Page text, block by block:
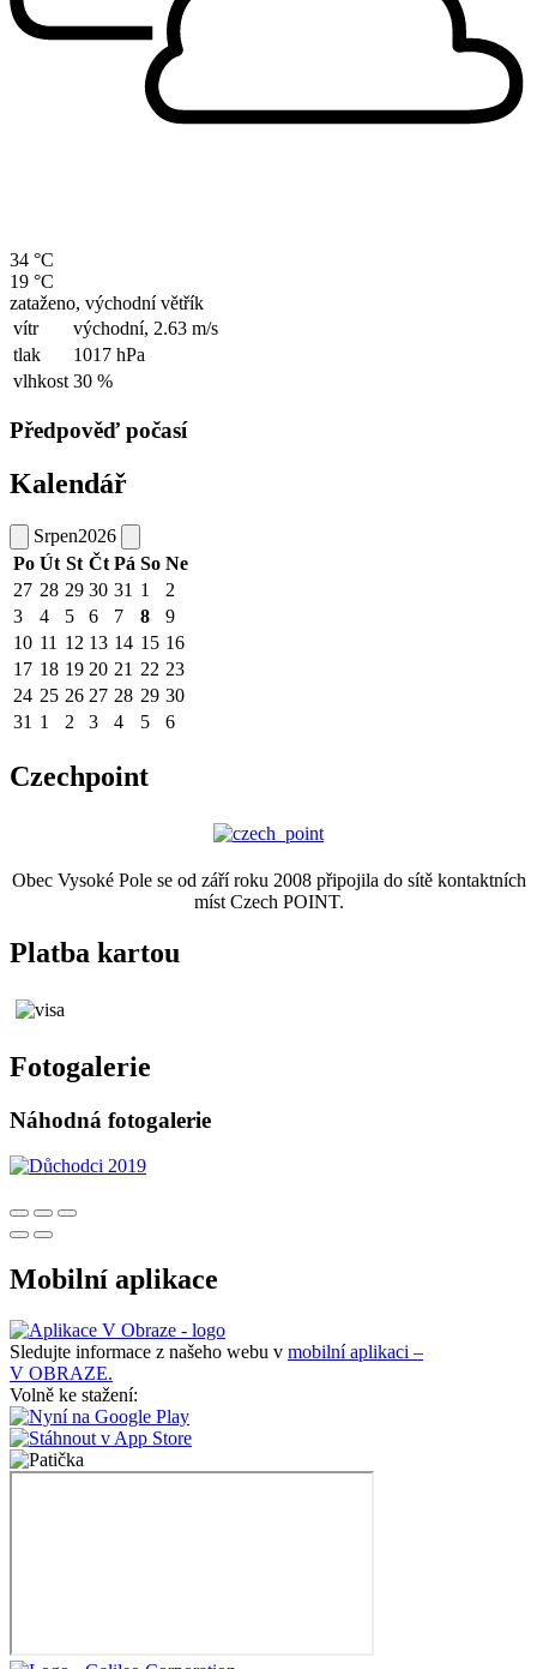
34 °C
19 °C
zataženo, východní větřík
vítr
východní, 2.63 m/s
tlak
1017 hPa
vlhkost 30 %
Předpověď počasí
Kalendář
Srpen2026
Po Út St Čt Pá So Ne
27 28 29 30 31 1
2
3
4 5 6 7 8
9
10 11 12 13 14 15 16
17 18 19 20 21 22 23
24 25 26 27 28 29 30
31 1 2 3 4 5 6
Czechpoint
Obec Vysoké Pole se od září roku 2008 připojila do sítě kontaktních
míst Czech POINT.
Platba kartou
Fotogalerie
Náhodná fotogalerie
Mobilní aplikace
Sledujte informace z našeho webu v mobilní aplikaci –
V OBRAZE.
Volně ke stažení: